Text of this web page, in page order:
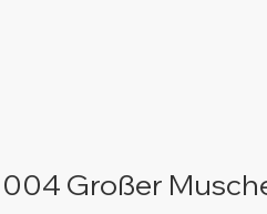
Großer